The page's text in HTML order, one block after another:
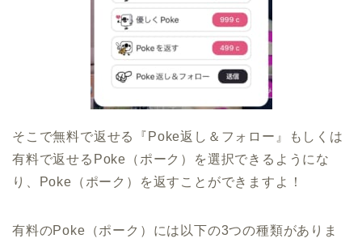
そこで無料で返せる『Poke返し＆フォロー』もしくは
有料で返せるPoke（ポーク）を選択できるようにな
り、Poke（ポーク）を返すことができますよ！
有料のPoke（ポーク）には以下の3つの種類がありま